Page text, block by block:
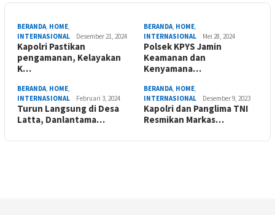
BERANDA HOME
INTERNASIONAL
Desember 21, 2024
Kapolri Pastikan
pengamanan, Kelayakan
K…
BERANDA HOME
INTERNASIONAL
Mei 28, 2024
Polsek KPYS Jamin
Keamanan dan
Kenyamana…
BERANDA HOME
INTERNASIONAL
Februari 3, 2024
Turun Langsung di Desa
Latta, Danlantama…
BERANDA HOME
INTERNASIONAL
Desember 9, 2023
Kapolri dan Panglima TNI
Resmikan Markas…